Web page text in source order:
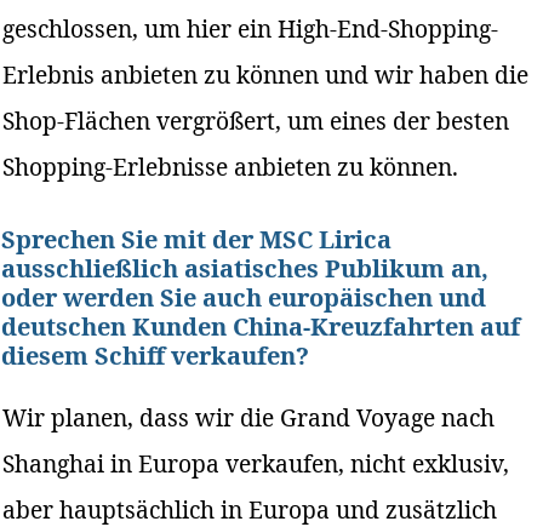
geschlossen, um hier ein High-End-Shopping-
Erlebnis anbieten zu können und wir haben die
Shop-Flächen vergrößert, um eines der besten
Shopping-Erlebnisse anbieten zu können.
Sprechen Sie mit der MSC Lirica
ausschließlich asiatisches Publikum an,
oder werden Sie auch europäischen und
deutschen Kunden China-Kreuzfahrten auf
diesem Schiff verkaufen?
Wir planen, dass wir die Grand Voyage nach
Shanghai in Europa verkaufen, nicht exklusiv,
aber hauptsächlich in Europa und zusätzlich